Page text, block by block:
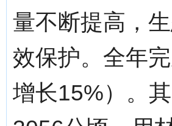
量不断提高，
效保护。全年
增长15%）。